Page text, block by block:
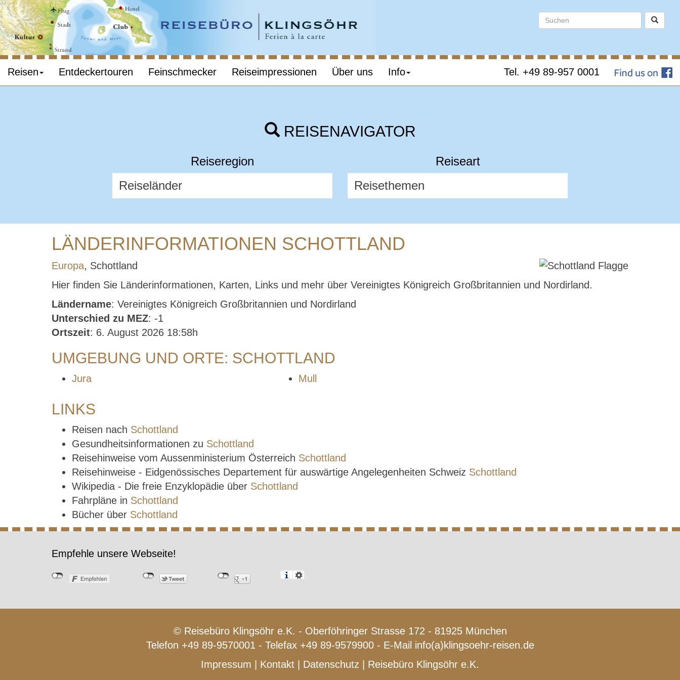
Reisen Entdeckertouren Feinschmecker Reiseimpressionen Über uns Info Tel. +49 89-957 0001
REISENAVIGATOR
Reiseregion Reiseart
LÄNDERINFORMATIONEN SCHOTTLAND
Europa, Schottland
Hier finden Sie Länderinformationen, Karten, Links und mehr über Vereinigtes Königreich Großbritannien und Nordirland.
Ländername: Vereinigtes Königreich Großbritannien und Nordirland
Unterschied zu MEZ: -1
Ortszeit: 6. August 2026 18:58h
UMGEBUNG UND ORTE: SCHOTTLAND
Jura Mull
LINKS
Reisen nach Schottland
Gesundheitsinformationen zu Schottland
Reisehinweise vom Aussenministerium Österreich Schottland
Reisehinweise - Eidgenössisches Departement für auswärtige Angelegenheiten Schweiz Schottland
Wikipedia - Die freie Enzyklopädie über Schottland
Fahrpläne in Schottland
Bücher über Schottland
Empfehle unsere Webseite!
© Reisebüro Klingsöhr e.K. - Oberföhringer Strasse 172 - 81925 München
Telefon +49 89-9570001 - Telefax +49 89-9579900 - E-Mail info(a)klingsoehr-reisen.de
Impressum
Kontakt Datenschutz Reisebüro Klingsöhr e.K.